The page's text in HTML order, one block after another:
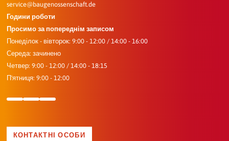
service@baugenossenschaft.de
Години роботи
Просимо за попереднім записом
Понеділок - вівторок: 9:00 - 12:00 / 14:00 - 16:00
Середа: зачинено
Четвер: 9:00 - 12:00 / 14:00 - 18:15
П'ятниця: 9:00 - 12:00
КОНТАКТНІ ОСОБИ